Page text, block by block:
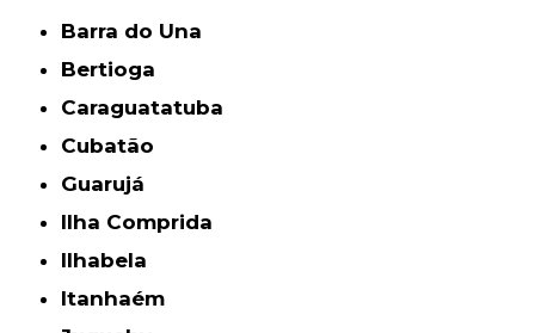
Barra do Una
Bertioga
Caraguatatuba
Cubatão
Guarujá
Ilha Comprida
Ilhabela
Itanhaém